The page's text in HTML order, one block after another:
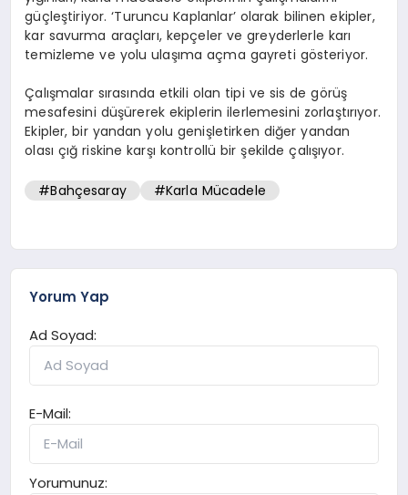
güçleştiriyor. ‘Turuncu Kaplanlar’ olarak bilinen ekipler,
kar savurma araçları, kepçeler ve greyderlerle karı
temizleme ve yolu ulaşıma açma gayreti gösteriyor.
Çalışmalar sırasında etkili olan tipi ve sis de görüş
mesafesini düşürerek ekiplerin ilerlemesini zorlaştırıyor.
Ekipler, bir yandan yolu genişletirken diğer yandan
olası çığ riskine karşı kontrollü bir şekilde çalışıyor.
#Bahçesaray #Karla Mücadele
Yorum Yap
Ad Soyad:
E-Mail:
Yorumunuz: